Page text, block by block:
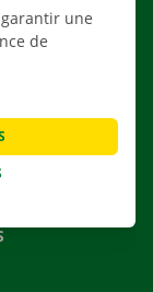
une
de